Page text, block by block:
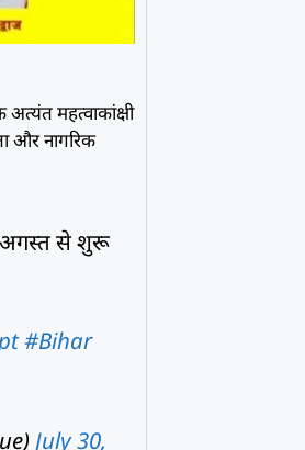
महत्वाकांक्षी
और नागरिक
अगस्त से शुरू
#Bihar
July 30,